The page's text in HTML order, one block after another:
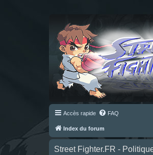
Accès rapide FAQ
Index du forum
Street Fighter.FR -